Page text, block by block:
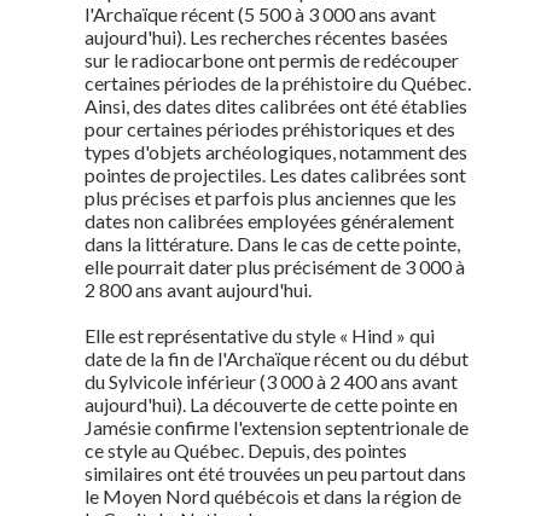
l'Archaïque récent (5 500 à 3 000 ans avant
aujourd'hui). Les recherches récentes basées
sur le radiocarbone ont permis de redécouper
certaines périodes de la préhistoire du Québec.
Ainsi, des dates dites calibrées ont été établies
pour certaines périodes préhistoriques et des
types d'objets archéologiques, notamment des
pointes de projectiles. Les dates calibrées sont
plus précises et parfois plus anciennes que les
dates non calibrées employées généralement
dans la littérature. Dans le cas de cette pointe,
elle pourrait dater plus précisément de 3 000 à
2 800 ans avant aujourd'hui.
Elle est représentative du style « Hind » qui
date de la fin de l'Archaïque récent ou du début
du Sylvicole inférieur (3 000 à 2 400 ans avant
aujourd'hui). La découverte de cette pointe en
Jamésie confirme l'extension septentrionale de
ce style au Québec. Depuis, des pointes
similaires ont été trouvées un peu partout dans
le Moyen Nord québécois et dans la région de